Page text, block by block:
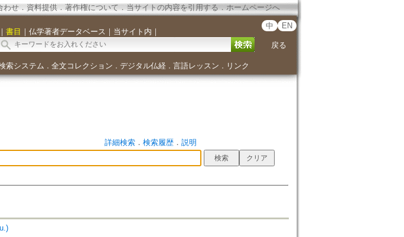
わせ． 資料提供． 著作権について．当サイトの内容を引用する ． ホームページへ
｜ 書目 ｜ 仏学著者データベース ｜ 当サイト内 ｜
中 EN
戻る
索システム ． 全文コレクション ． デジタル仏経． 言語レッスン ． リンク
詳細検索． 検索履歴． 説明